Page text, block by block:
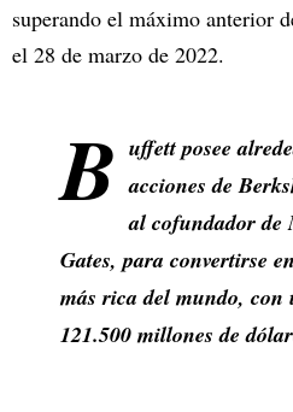
superando el máximo anterior
el 28 de marzo de 2022.
B uffett posee
acciones de
al cofundador
Gates, para convertirse
más rica del mundo, con
121.500 millones de